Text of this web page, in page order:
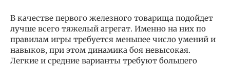
В качестве первого железного товарища подойдет
лучше всего тяжелый агрегат. Именно на них по
правилам игры требуется меньшее число умений и
навыков, при этом динамика боя невысокая.
Легкие и средние варианты требуют большего